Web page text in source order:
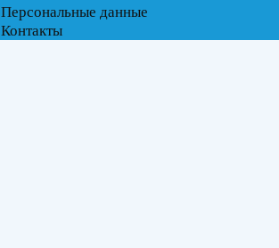
Персональные данные
Контакты